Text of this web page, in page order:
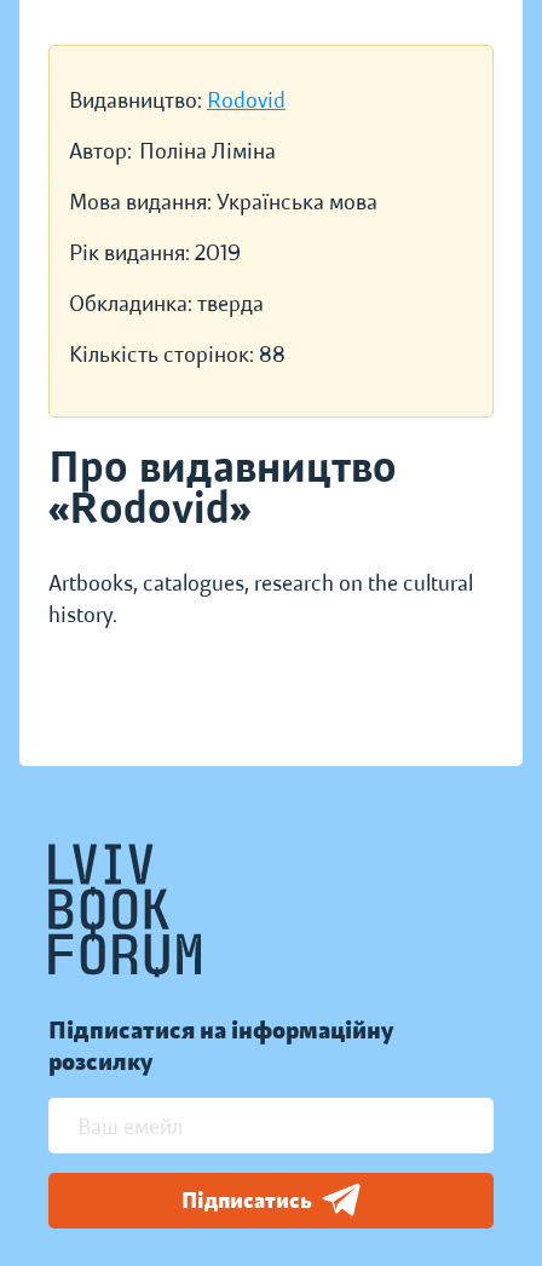
Видавництво: Rodovid
Автор: Поліна Ліміна
Мова видання: Українська мова
Рік видання: 2019
Обкладинка: тверда
Кількість сторінок: 88
Про видавництво
«Rodovid»
Artbooks, catalogues, research on the cultural
history.
Підписатися на інформаційну
розсилку
Підписатись